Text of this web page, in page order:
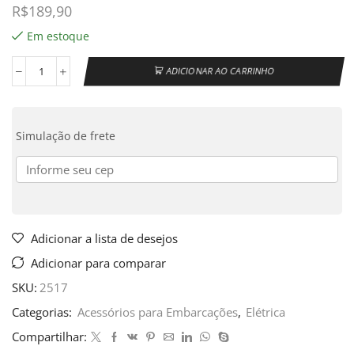
R$189,90
Em estoque
ADICIONAR AO CARRINHO
Simulação de frete
Adicionar a lista de desejos
Adicionar para comparar
SKU: 2517
Categorias: Acessórios para Embarcações, Elétrica
Compartilhar: